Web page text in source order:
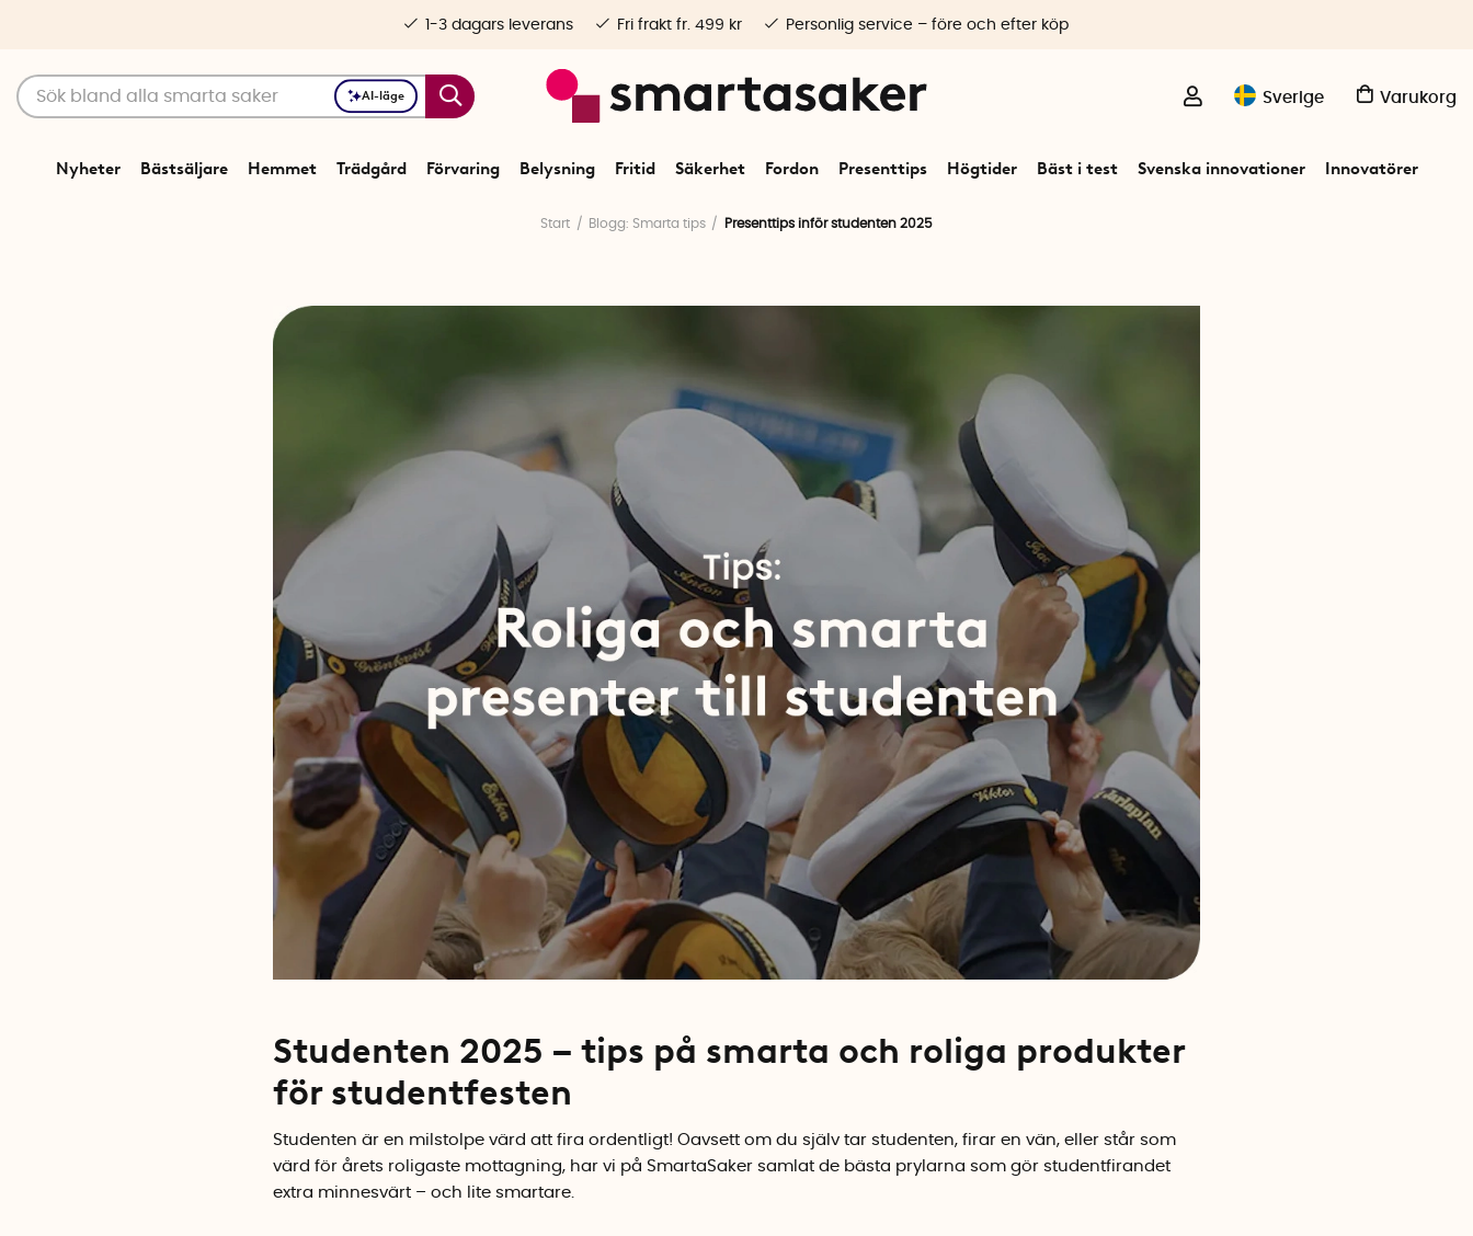
AI-läge Sverige Varukorg
Nyheter Bästsäljare Hemmet Trädgård Förvaring Belysning Fritid Säkerhet Fordon Presenttips Högtider Bäst i test Svenska innovationer Innovatörer
1-3 dagars leverans Fri frakt fr. 499 kr Personlig service – före och efter köp
Start Blogg: Smarta tips Presenttips inför studenten 2025
Studenten 2025 – tips på smarta och roliga produkter
för studentfesten
Studenten är en milstolpe värd att fira ordentligt! Oavsett om du själv tar studenten, firar en vän, eller står som
värd för årets roligaste mottagning, har vi på SmartaSaker samlat de bästa prylarna som gör studentfirandet
extra minnesvärt – och lite smartare.